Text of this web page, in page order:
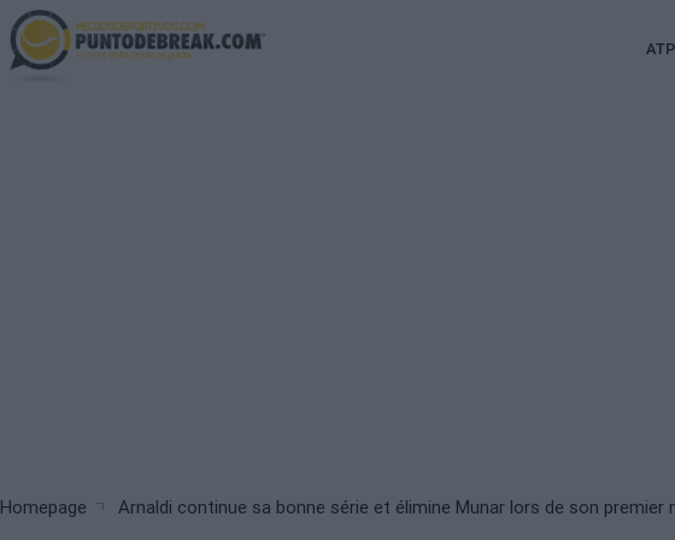
Skip
to
main
ATP
Breadcrumb
Homepage Arnaldi continue sa bonne série et élimine Munar lors de son premier